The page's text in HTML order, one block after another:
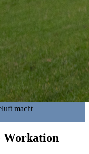
macht
Workation